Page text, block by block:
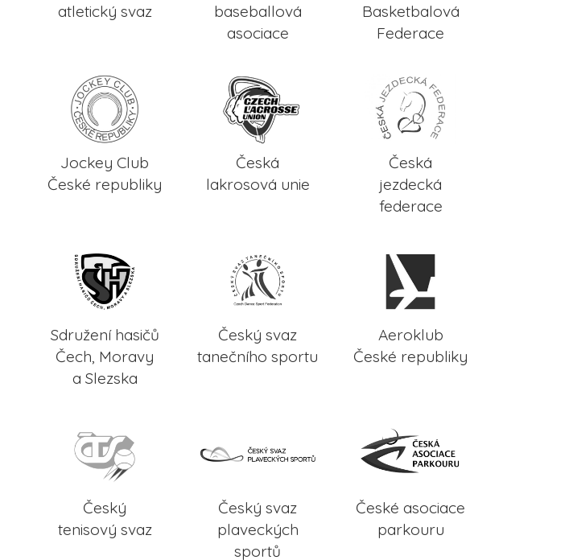
atletický svaz
baseballová
asociace
Basketbalová
Federace
Jockey Club
České republiky
Česká
lakrosová unie
Česká
jezdecká
federace
Sdružení hasičů
Čech, Moravy
a Slezska
Český svaz
tanečního sportu
Aeroklub
České republiky
Český
tenisový svaz
Český svaz
plaveckých
sportů
České asociace
parkouru